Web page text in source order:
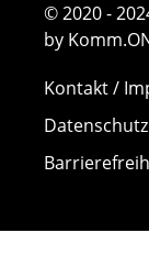
© 2020 -
by
Kontakt /
Datenschutz